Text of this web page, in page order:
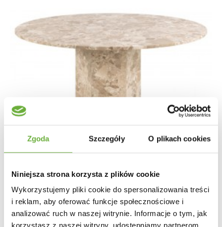
Zgoda Szczegóły O plikach cookies
Niniejsza strona korzysta z plików cookie
Wykorzystujemy pliki cookie do spersonalizowania treści
i reklam, aby oferować funkcje społecznościowe i
analizować ruch w naszej witrynie. Informacje o tym, jak
korzystasz z naszej witryny, udostępniamy partnerom
STÓŁ NAXOS 130CM MARMUR BEŻOWY